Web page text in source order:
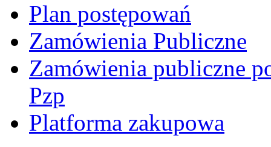
Plan postępowań
Zamówienia Publiczne
Zamówienia publiczne
Pzp
Platforma zakupowa